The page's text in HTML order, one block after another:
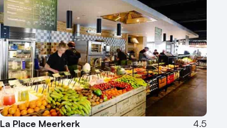
La Place Meerkerk 4.5